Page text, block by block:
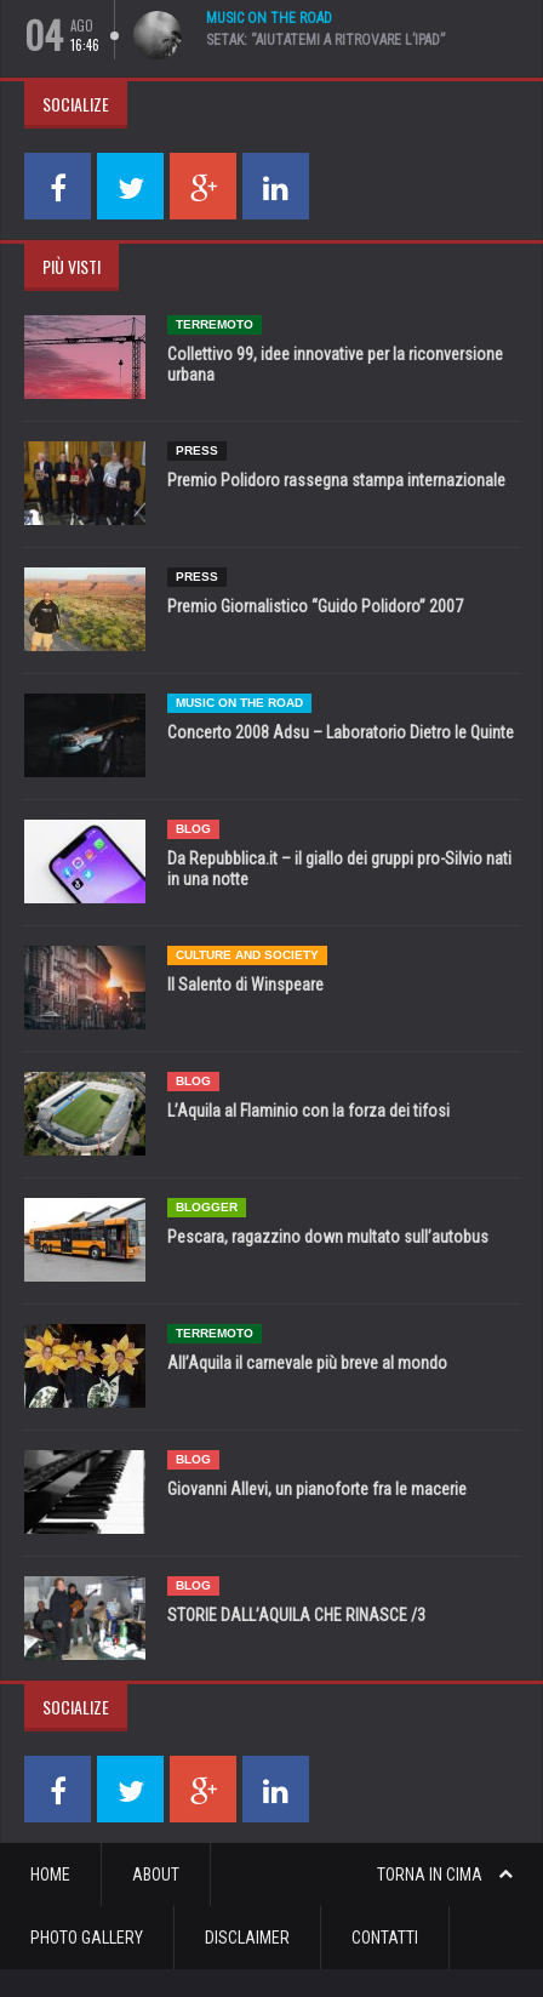
04 AGO
16:46
MUSIC ON THE ROAD
SETAK: “AIUTATEMI A RITROVARE L’IPAD”
SOCIALIZE
PIÙ VISTI
TERREMOTO
Collettivo 99, idee innovative per la riconversione
urbana
PRESS
Premio Polidoro rassegna stampa internazionale
PRESS
Premio Giornalistico “Guido Polidoro” 2007
MUSIC ON THE ROAD
Concerto 2008 Adsu – Laboratorio Dietro le Quinte
BLOG
Da Repubblica.it – il giallo dei gruppi pro-Silvio nati
in una notte
CULTURE AND SOCIETY
Il Salento di Winspeare
BLOG
L’Aquila al Flaminio con la forza dei tifosi
BLOGGER
Pescara, ragazzino down multato sull’autobus
TERREMOTO
All’Aquila il carnevale più breve al mondo
BLOG
Giovanni Allevi, un pianoforte fra le macerie
BLOG
STORIE DALL’AQUILA CHE RINASCE /3
SOCIALIZE
TORNA IN CIMA
HOME ABOUT
PHOTO GALLERY DISCLAIMER CONTATTI